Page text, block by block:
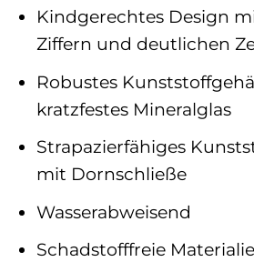
Kindgerechtes Design
Ziffern und deutlichen
Robustes
kratzfestes Mineralglas
Strapazierfähiges
mit Dornschließe
Wasserabweisend
Schadstofffreie